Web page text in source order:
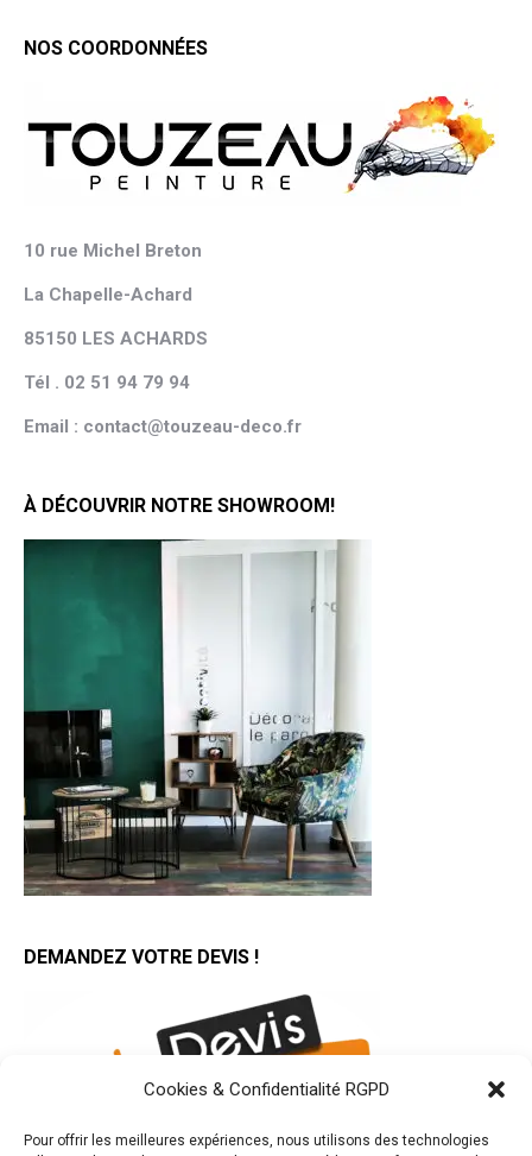
Cookies & Confidentialité RGPD
Pour offrir les meilleures expériences, nous utilisons des technologies
NOS COORDONNÉES
10 rue Michel Breton
La Chapelle-Achard
85150 LES ACHARDS
Tél . 02 51 94 79 94
Email : contact@touzeau-deco.fr
À DÉCOUVRIR NOTRE SHOWROOM!
DEMANDEZ VOTRE DEVIS !